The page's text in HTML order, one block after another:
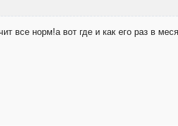
все норм!а вот где и как его раз в